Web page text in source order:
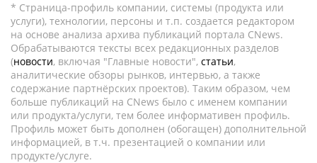
* Страница-профиль компании, системы (продукта или
услуги), технологии, персоны и т.п. создается редактором
на основе анализа архива публикаций портала CNews.
Обрабатываются тексты всех редакционных разделов
(новости, включая "Главные новости", статьи,
аналитические обзоры рынков, интервью, а также
содержание партнёрских проектов). Таким образом, чем
больше публикаций на CNews было с именем компании
или продукта/услуги, тем более информативен профиль.
Профиль может быть дополнен (обогащен) дополнительной
информацией, в т.ч. презентацией о компании или
продукте/услуге.